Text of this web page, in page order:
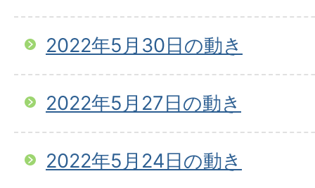
2022年5月30日の動き
2022年5月27日の動き
2022年5月24日の動き